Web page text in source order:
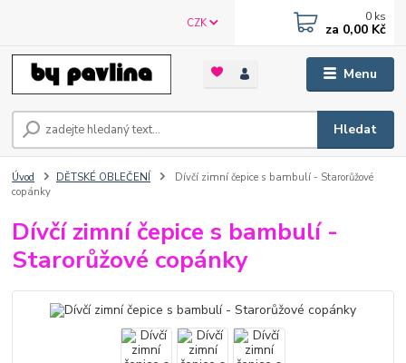
Menu
CZK
Hledat
0 ks
za 0,00 Kč
Úvod DĚTSKÉ OBLEČENÍ
Dívčí zimní čepice s bambulí - Starorůžové
copánky
Dívčí zimní čepice s bambulí -
Starorůžové copánky